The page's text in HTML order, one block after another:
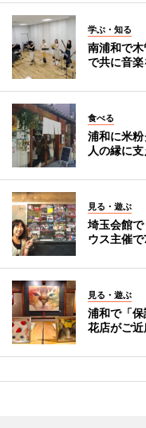
学ぶ・知る
南浦和で
で共に音
食べる
浦和に米
人の縁に
見る・遊ぶ
埼玉会館
ウス主催
見る・遊ぶ
浦和で「
花店がご